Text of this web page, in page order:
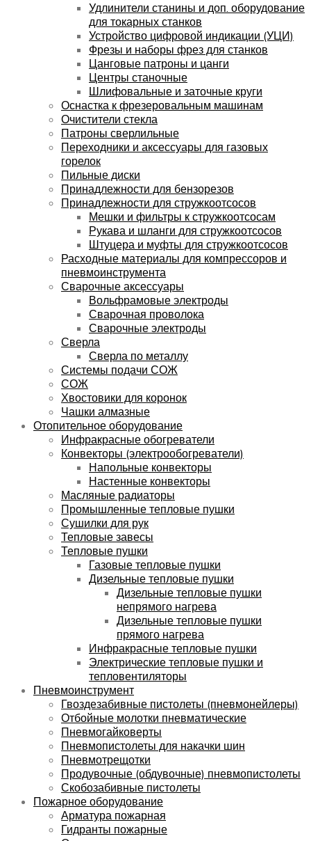
Удлинители станины и доп. оборудование
для токарных станков
Устройство цифровой индикации (УЦИ)
Фрезы и наборы фрез для станков
Цанговые патроны и цанги
Центры станочные
Шлифовальные и заточные круги
Оснастка к фрезеровальным машинам
Очистители стекла
Патроны сверлильные
Переходники и аксессуары для газовых
горелок
Пильные диски
Принадлежности для бензорезов
Принадлежности для стружкоотсосов
Мешки и фильтры к стружкоотсосам
Рукава и шланги для стружкоотсосов
Штуцера и муфты для стружкоотсосов
Расходные материалы для компрессоров и
пневмоинструмента
Сварочные аксессуары
Вольфрамовые электроды
Сварочная проволока
Сварочные электроды
Сверла
Сверла по металлу
Системы подачи СОЖ
СОЖ
Хвостовики для коронок
Чашки алмазные
Отопительное оборудование
Инфракрасные обогреватели
Конвекторы (электрообогреватели)
Напольные конвекторы
Настенные конвекторы
Масляные радиаторы
Промышленные тепловые пушки
Сушилки для рук
Тепловые завесы
Тепловые пушки
Газовые тепловые пушки
Дизельные тепловые пушки
Дизельные тепловые пушки
непрямого нагрева
Дизельные тепловые пушки
прямого нагрева
Инфракрасные тепловые пушки
Электрические тепловые пушки и
тепловентиляторы
Пневмоинструмент
Гвоздезабивные пистолеты (пневмонейлеры)
Отбойные молотки пневматические
Пневмогайковерты
Пневмопистолеты для накачки шин
Пневмотрещотки
Продувочные (обдувочные) пневмопистолеты
Скобозабивные пистолеты
Пожарное оборудование
Арматура пожарная
Гидранты пожарные